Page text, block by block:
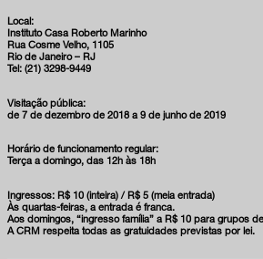
Local:
Instituto Casa Roberto Marinho
Rua Cosme Velho, 1105
Rio de Janeiro – RJ
Tel: (21) 3298-9449
Visitação pública:
de 7 de dezembro de 2018 a 9 de junho de 2019
Horário de funcionamento regular:
Terça a domingo, das 12h às 18h
Ingressos: R$ 10 (inteira) / R$ 5 (meia entrada)
Às quartas-feiras, a entrada é franca.
Aos domingos, “ingresso família” a R$ 10 para grupos
A CRM respeita todas as gratuidades previstas por lei.